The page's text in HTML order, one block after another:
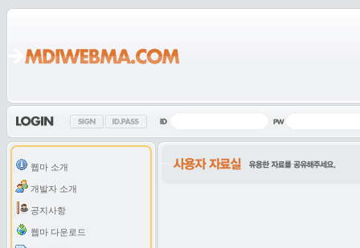
웹마 소개
개발자 소개
공지사항
웹마 다운로드